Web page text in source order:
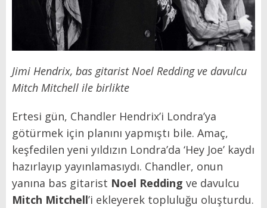
Jimi Hendrix, bas gitarist Noel Redding ve davulcu
Mitch Mitchell ile birlikte
Ertesi gün, Chandler Hendrix’i Londra’ya
götürmek için planını yapmıştı bile. Amaç,
keşfedilen yeni yıldızın Londra’da ‘Hey Joe’ kaydı
hazırlayıp yayınlamasıydı. Chandler, onun
yanına bas gitarist Noel Redding ve davulcu
Mitch Mitchell’i ekleyerek topluluğu oluşturdu.